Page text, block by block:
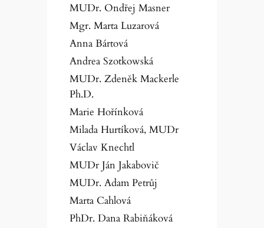
MUDr. Ondřej Masner
Mgr. Marta Luzarová
Anna Bártová
Andrea Szotkowská
MUDr. Zdeněk Mackerle
Ph.D.
Marie Hořínková
Milada Hurtíková, MUDr
Václav Knechtl
MUDr Ján Jakabovič
MUDr. Adam Petrůj
Marta Cahlová
PhDr. Dana Rabiňáková